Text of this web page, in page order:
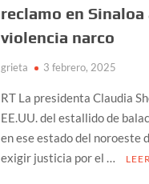
reclamo en
violencia narco
grieta 3 febrero, 2025
RT La presidenta Claudia
EE.UU. del estallido de
en ese estado del noroeste
exigir justicia por el …